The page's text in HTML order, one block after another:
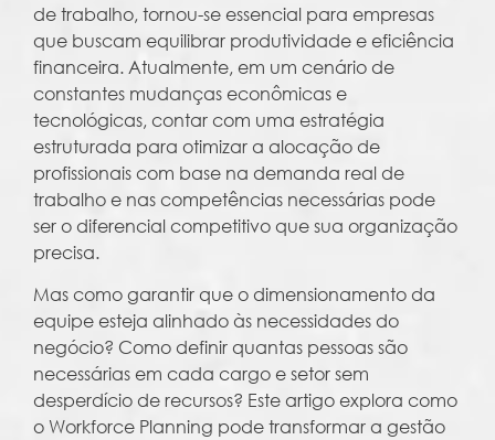
de trabalho, tornou-se essencial para empresas
que buscam equilibrar produtividade e eficiência
financeira. Atualmente, em um cenário de
constantes mudanças econômicas e
tecnológicas, contar com uma estratégia
estruturada para otimizar a alocação de
profissionais com base na demanda real de
trabalho e nas competências necessárias pode
ser o diferencial competitivo que sua organização
precisa.
Mas como garantir que o dimensionamento da
equipe esteja alinhado às necessidades do
negócio? Como definir quantas pessoas são
necessárias em cada cargo e setor sem
desperdício de recursos? Este artigo explora como
o Workforce Planning pode transformar a gestão